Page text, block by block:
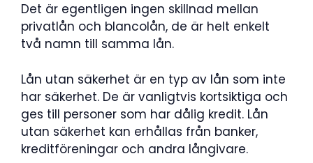
Det är egentligen ingen skillnad mellan
privatlån och blancolån, de är helt enkelt
två namn till samma lån.
Lån utan säkerhet är en typ av lån som inte
har säkerhet. De är vanligtvis kortsiktiga och
ges till personer som har dålig kredit. Lån
utan säkerhet kan erhållas från banker,
kreditföreningar och andra långivare.